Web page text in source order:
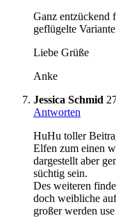
Ganz entzückend
geflügelte
Liebe Grüße
Anke
Jessica Schmid
Antworten
HuHu toller
Elfen zum einen
dargestellt aber
süchtig sein.
Des weiteren
doch weibliche
großer werden